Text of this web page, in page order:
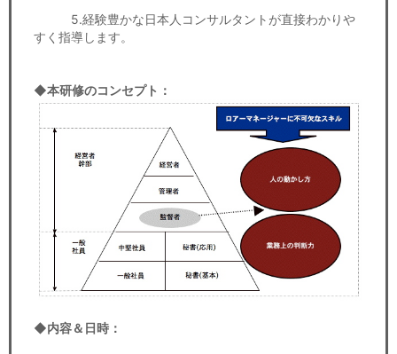
5.経験豊かな日本人コンサルタントが直接わかりや
すく指導します。
◆本研修のコンセプト：
◆内容＆日時：